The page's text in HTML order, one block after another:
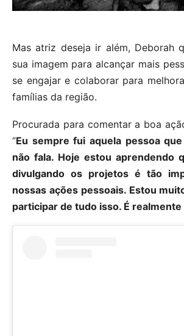
Mas atriz deseja ir além, Deborah
sua imagem para alcançar mais
se engajar e colaborar para
famílias da região.
Procurada para comentar a boa
“Eu sempre fui aquela pessoa
não fala. Hoje estou aprendendo
divulgando os projetos é tão
nossas ações pessoais. Estou
participar de tudo isso. É realmente